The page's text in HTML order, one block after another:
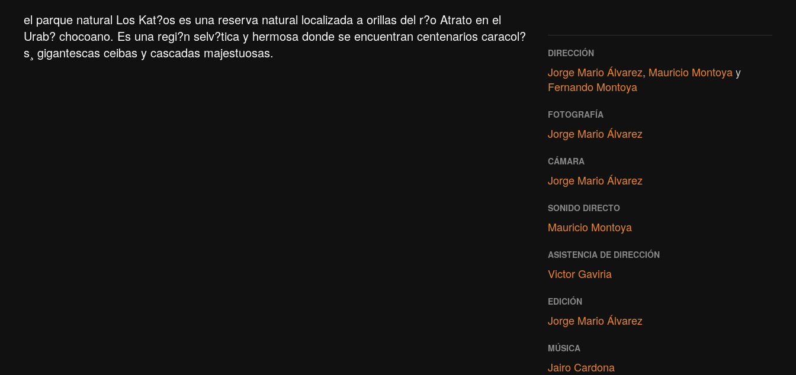
el parque natural Los Kat?os es una reserva natural localizada a orillas del r?o Atrato en el
Urab? chocoano. Es una regi?n selv?tica y hermosa donde se encuentran centenarios caracol?
s¸ gigantescas ceibas y cascadas majestuosas.
DIRECCIÓN
Jorge Mario Álvarez, Mauricio Montoyay
Fernando Montoya
FOTOGRAFÍA
Jorge Mario Álvarez
CÁMARA
Jorge Mario Álvarez
SONIDO DIRECTO
Mauricio Montoya
ASISTENCIA DE DIRECCIÓN
Victor Gaviria
EDICIÓN
Jorge Mario Álvarez
MÚSICA
Jairo Cardona